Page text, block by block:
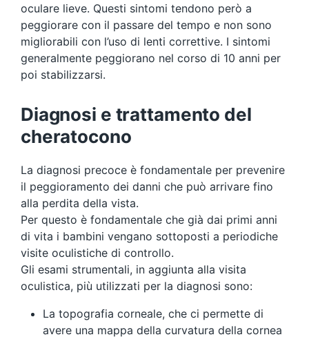
oculare lieve. Questi sintomi tendono però a
peggiorare con il passare del tempo e non sono
migliorabili con l’uso di lenti correttive. I sintomi
generalmente peggiorano nel corso di 10 anni per
poi stabilizzarsi.
Diagnosi e trattamento del
cheratocono
La diagnosi precoce è fondamentale per prevenire
il peggioramento dei danni che può arrivare fino
alla perdita della vista.
Per questo è fondamentale che già dai primi anni
di vita i bambini vengano sottoposti a periodiche
visite oculistiche di controllo.
Gli esami strumentali, in aggiunta alla visita
oculistica, più utilizzati per la diagnosi sono:
La topografia corneale, che ci permette di
avere una mappa della curvatura della cornea